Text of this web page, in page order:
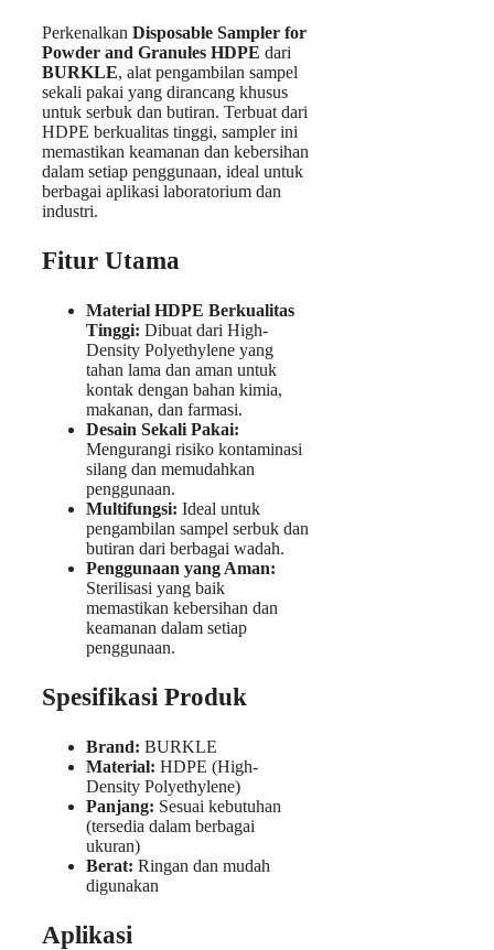
Perkenalkan Disposable Sampler for
Powder and Granules HDPE dari
BURKLE, alat pengambilan sampel
sekali pakai yang dirancang khusus
untuk serbuk dan butiran. Terbuat dari
HDPE berkualitas tinggi, sampler ini
memastikan keamanan dan kebersihan
dalam setiap penggunaan, ideal untuk
berbagai aplikasi laboratorium dan
industri.
Fitur Utama
Material HDPE Berkualitas
Tinggi: Dibuat dari High-
Density Polyethylene yang
tahan lama dan aman untuk
kontak dengan bahan kimia,
makanan, dan farmasi.
Desain Sekali Pakai:
Mengurangi risiko kontaminasi
silang dan memudahkan
penggunaan.
Multifungsi: Ideal untuk
pengambilan sampel serbuk dan
butiran dari berbagai wadah.
Penggunaan yang Aman:
Sterilisasi yang baik
memastikan kebersihan dan
keamanan dalam setiap
penggunaan.
Spesifikasi Produk
Brand: BURKLE
Material: HDPE (High-
Density Polyethylene)
Panjang: Sesuai kebutuhan
(tersedia dalam berbagai
ukuran)
Berat: Ringan dan mudah
digunakan
Aplikasi